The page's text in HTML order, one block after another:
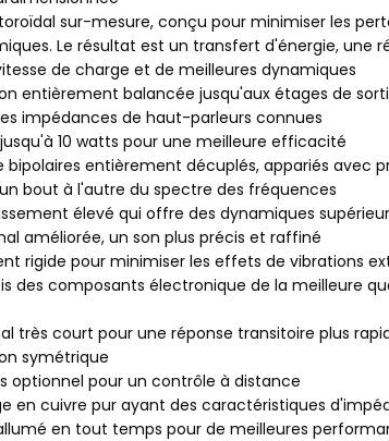
sur-mesure, conçu pour minimiser les
Le résultat est un transfert d'énergie, une
de charge et de meilleures dynamiques
entièrement balancée jusqu'aux étages de
impédances de haut-parleurs connues
10 watts pour une meilleure efficacité
bipolaires entièrement décuplés, appariés avec
bout à l'autre du spectre des fréquences
élevé qui offre des dynamiques
améliorée, un son plus précis et raffiné
rigide pour minimiser les effets de vibrations
des composants électronique de la meilleure
très court pour une réponse transitoire plus
symétrique
optionnel pour un contrôle à distance
en cuivre pur ayant des caractéristiques
en tout temps pour de meilleures